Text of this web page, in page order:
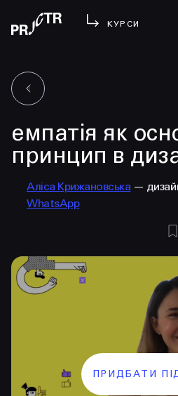
КУРСИ
МЕНЮ
у проджі
бібліотека
менторство
lezo
вийти
емпатія як
принцип в
Аліса Крижановська —
WhatsApp
ПРИДБАТИ